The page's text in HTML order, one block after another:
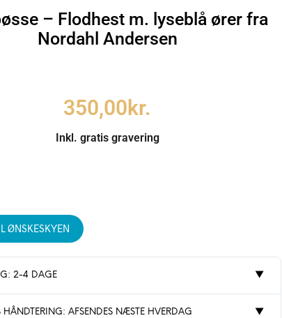
– Flodhest m. lyseblå ører fra
Nordahl Andersen
350,00kr.
Inkl. gratis gravering
ØNSKESKYEN
2-4 DAGE ▼
HÅNDTERING: AFSENDES NÆSTE HVERDAG ▼